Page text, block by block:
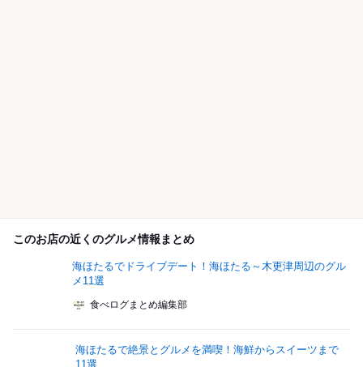
このお店の近くのグルメ情報まとめ
海ほたるでドライブデート！海ほたる～木更津周辺のグル
メ11選
食べログまとめ編集部
海ほたるで絶景とグルメを満喫！海鮮からスイーツまで
11選